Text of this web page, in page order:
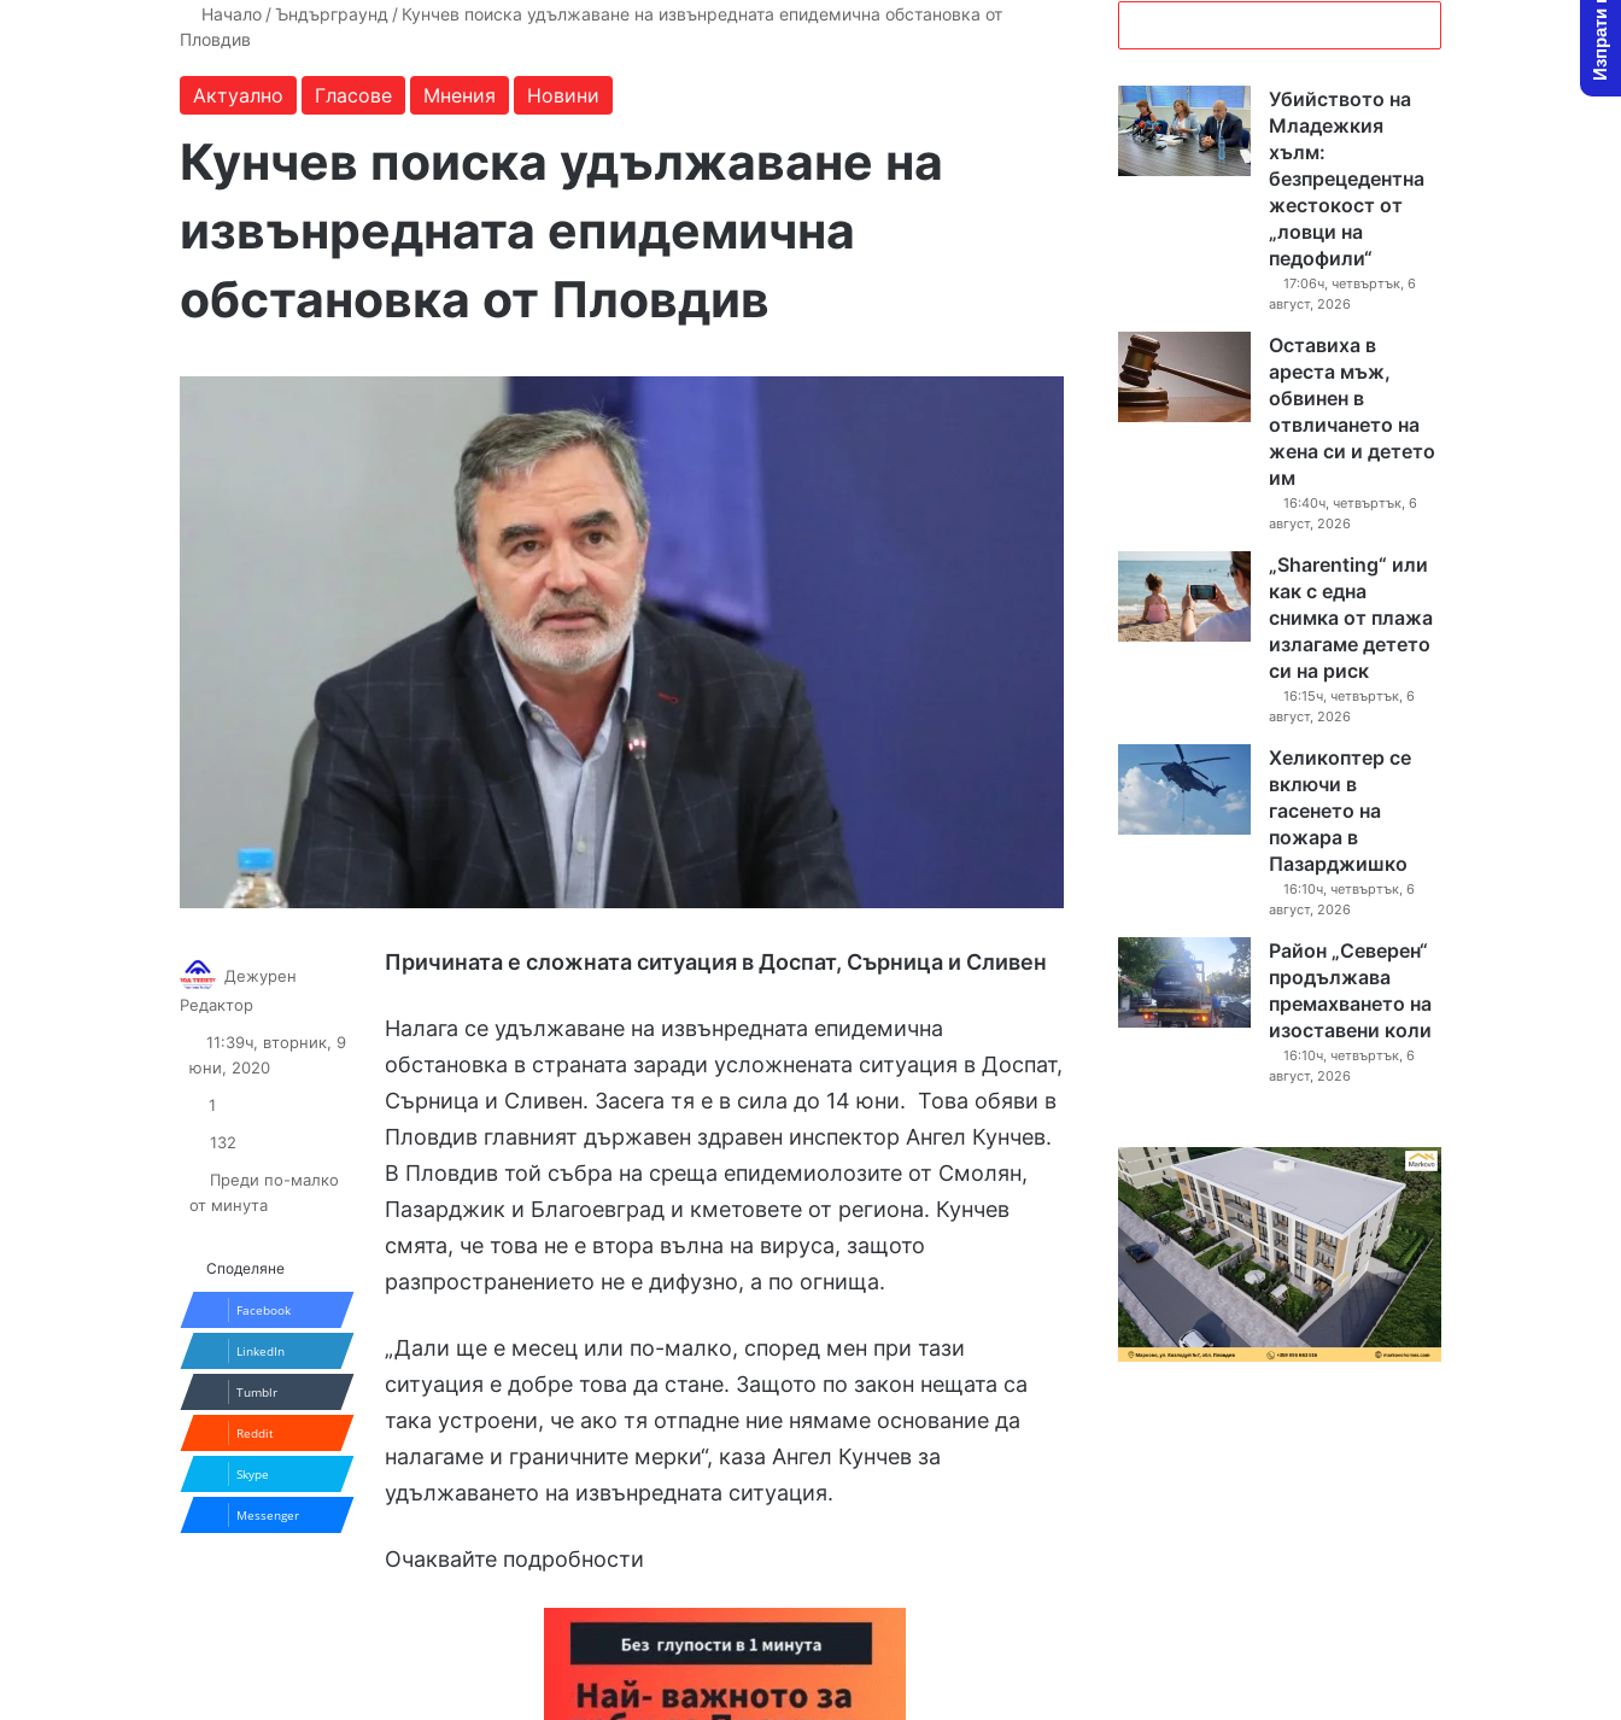
Начало / Ъндърграунд / Кунчев поиска удължаване на извънредната епидемична обстановка от
Пловдив
Актуално Гласове Мнения Новини
Кунчев поиска удължаване на
извънредната епидемична
обстановка от Пловдив
Причината е сложната ситуация в Доспат, Сърница и Сливен
Налага се удължаване на извънредната епидемична
обстановка в страната заради усложнената ситуация в Доспат,
Сърница и Сливен. Засега тя е в сила до 14 юни. Това обяви в
Пловдив главният държавен здравен инспектор Ангел Кунчев.
В Пловдив той събра на среща епидемиолозите от Смолян,
Пазарджик и Благоевград и кметовете от региона. Кунчев
смята, че това не е втора вълна на вируса, защото
разпространението не е дифузно, а по огнища.
„Дали ще е месец или по-малко, според мен при тази
ситуация е добре това да стане. Защото по закон нещата са
така устроени, че ако тя отпадне ние нямаме основание да
налагаме и граничните мерки“, каза Ангел Кунчев за
удължаването на извънредната ситуация.
Очаквайте подробности
Дежурен
Редактор
X email
11:39ч, вторник, 9
юни, 2020
1
132
Преди по-малко
от минута
Споделяне
Facebook
LinkedIn
Tumblr
Reddit
Skype
Messenger
Убийството на
Младежкия
хълм:
безпрецедентна
жестокост от
„ловци на
педофили“
17:06ч, четвъртък, 6
август, 2026
Оставиха в
ареста мъж,
обвинен в
отвличането на
жена си и детето
им
16:40ч, четвъртък, 6
август, 2026
„Sharenting“ или
как с една
снимка от плажа
излагаме детето
си на риск
16:15ч, четвъртък, 6
август, 2026
Хеликоптер се
включи в
гасенето на
пожара в
Пазарджишко
16:10ч, четвъртък, 6
август, 2026
Район „Северен“
продължава
премахването на
изоставени коли
16:10ч, четвъртък, 6
август, 2026